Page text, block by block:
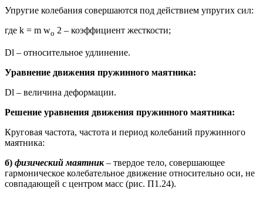
Упругие колебания совершаются под действием упругих сил:
где k = m wo 2 – коэффициент жесткости;
Dl – относительное удлинение.
Уравнение движения пружинного маятника:
Dl – величина деформации.
Решение уравнения движения пружинного маятника:
Круговая частота, частота и период колебаний пружинного
маятника:
б) физический маятник– твердое тело, совершающее
гармоническое колебательное движение относительно оси, не
совпадающей с центром масс (рис. П1.24).